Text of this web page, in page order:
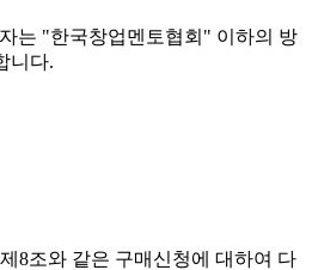
는 "한국창업멘토협회" 이하의 방
니다.
8조와 같은 구매신청에 대하여 다